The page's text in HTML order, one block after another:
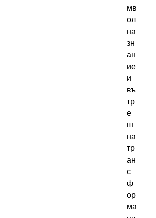
мв
ол
на
зн
ан
ие
и
въ
тр
е
ш
на
тр
ан
с
ф
ор
ма